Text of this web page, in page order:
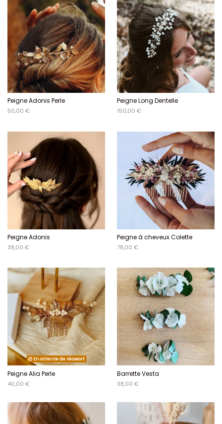
Peigne Adonis Perle
50,00 €
Peigne Long Dentelle
150,00 €
Peigne Adonis
38,00 €
Peigne à cheveux Colette
78,00 €
En attente de réassort
Peigne Alia Perle
40,00 €
Barrette Vesta
38,00 €